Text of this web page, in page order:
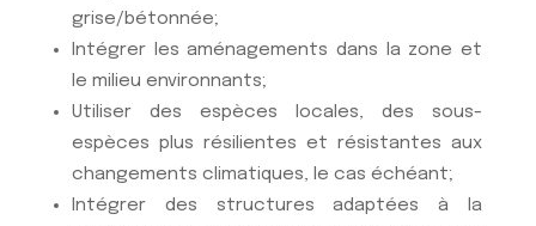
grise/bétonnée;
Intégrer les aménagements dans la zone et
le milieu environnants;
Utiliser des espèces locales, des sous-
espèces plus résilientes et résistantes aux
changements climatiques, le cas échéant;
Intégrer des structures adaptées à la